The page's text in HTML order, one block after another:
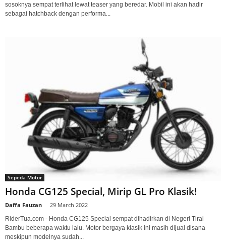
sosoknya sempat terlihat lewat teaser yang beredar. Mobil ini akan hadir
sebagai hatchback dengan performa...
Sepeda Motor
Honda CG125 Special, Mirip GL Pro Klasik!
Daffa Fauzan 29 March 2022
RiderTua.com - Honda CG125 Special sempat dihadirkan di Negeri Tirai
Bambu beberapa waktu lalu. Motor bergaya klasik ini masih dijual disana
meskipun modelnya sudah...